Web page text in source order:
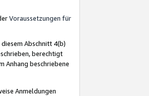
Voraussetzungen für
Abschnitt 4(b)
berechtigt
Anhang beschriebene
Anmeldungen